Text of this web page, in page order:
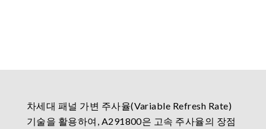
차세대 패널 가변 주사율(Variable Refresh Rate)
기술을 활용하여, A291800은 고속 주사율의 장점